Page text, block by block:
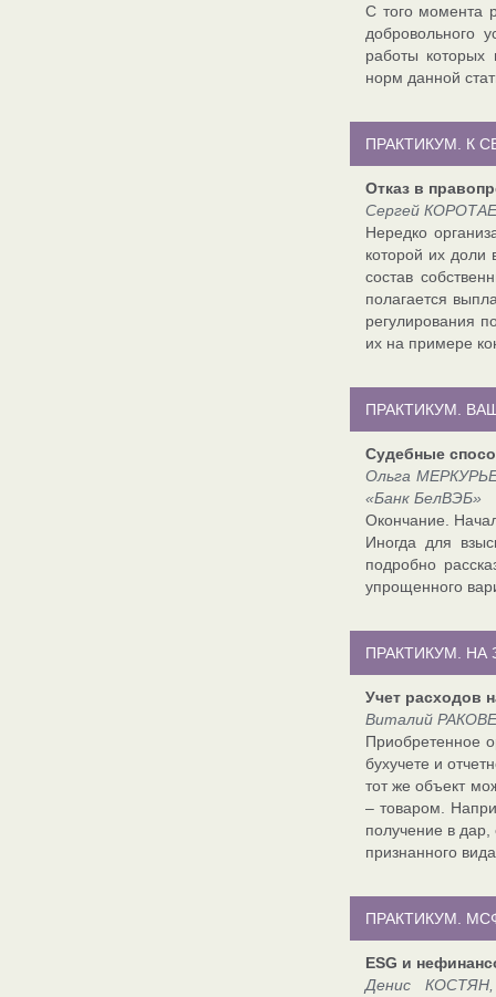
С того момента
добровольного
работы которых
норм данной
ПРАКТИКУМ. К
Отказ в
Сергей
Нередко
которой их доли
состав
полагается
регулирования
их на примере
ПРАКТИКУМ.
Судебные
Ольга
«Банк БелВЭБ»
Окончание.
Иногда для
подробно
упрощенного
ПРАКТИКУМ. НА
Учет расходов
Виталий
Приобретенное
бухучете и
тот же объект
– товаром.
получение в дар,
признанного
ПРАКТИКУМ.
ESG и
Денис